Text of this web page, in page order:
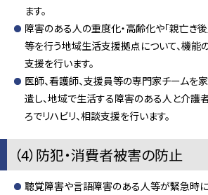
ます。
障害のある人の重度化・高齢化や「親亡き
等を行う地域生活支援拠点について、機能
支援を行います。
医師、看護師、支援員等の専門家チームを
遣し、地域で生活する障害のある人と介護
ろでリハビリ、相談支援を行います。
（4）防犯・消費者被害の防止
聴覚障害や言語障害のある人等が緊急時